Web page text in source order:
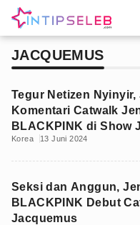
JACQUEMUS
Tegur Netizen
Komentari Catwalk
BLACKPINK di Show
Korea 13 Juni 2024
Seksi dan Anggun,
BLACKPINK Debut
Jacquemus